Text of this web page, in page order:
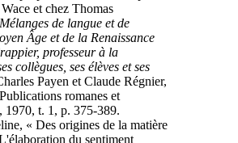
et chez Thomas
Mélanges de langue et de
Âge et de la Renaissance
professeur à la
collègues, ses élèves et ses
Payen et Claude Régnier,
romanes et
1970, t. 1, p. 375-389.
« Des origines de la matière
du sentiment